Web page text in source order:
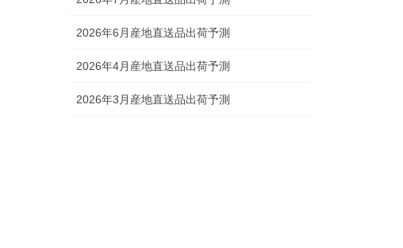
2026年6月産地直送品出荷予測
2026年4月産地直送品出荷予測
2026年3月産地直送品出荷予測